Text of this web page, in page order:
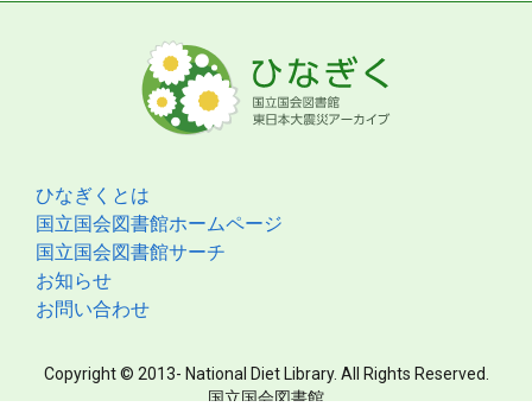
ひなぎくとは
国立国会図書館ホームページ
国立国会図書館サーチ
お知らせ
お問い合わせ
Copyright © 2013- National Diet Library. All Rights Reserved.